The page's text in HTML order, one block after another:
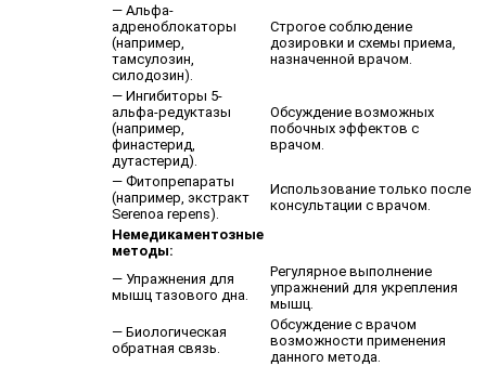
— Альфа-
адреноблокаторы
(например,
тамсулозин,
силодозин).
Строгое соблюдение
дозировки и схемы приема,
назначенной врачом.
— Ингибиторы 5-
альфа-редуктазы
(например,
финастерид,
дутастерид).
Обсуждение возможных
побочных эффектов с
врачом.
— Фитопрепараты
(например, экстракт
Serenoa repens).
Использование только после
консультации с врачом.
Немедикаментозные
методы:
— Упражнения для
мышц тазового дна.
Регулярное выполнение
упражнений для укрепления
мышц.
— Биологическая
обратная связь.
Обсуждение с врачом
возможности применения
данного метода.